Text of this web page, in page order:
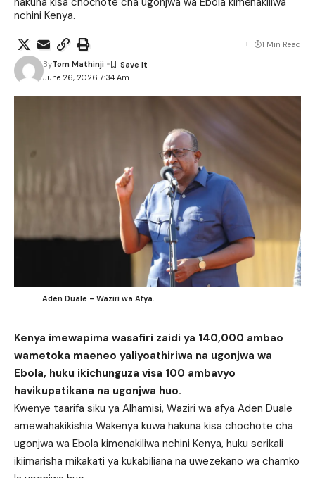
nchini Kenya.
June 26, 2026 7:34 Am
ByTom Mathinji
1 Min Read
Aden Duale - Waziri wa Afya.
Kenya imewapima wasafiri zaidi ya 140,000 ambao
wametoka maeneo yaliyoathiriwa na ugonjwa wa
Ebola, huku ikichunguza visa 100 ambavyo
havikupatikana na ugonjwa huo.
Kwenye taarifa siku ya Alhamisi, Waziri wa afya Aden Duale
amewahakikishia Wakenya kuwa hakuna kisa chochote cha
ugonjwa wa Ebola kimenakiliwa nchini Kenya, huku serikali
ikiimarisha mikakati ya kukabiliana na uwezekano wa chamko